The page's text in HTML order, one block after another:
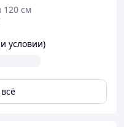
120 см
условии)